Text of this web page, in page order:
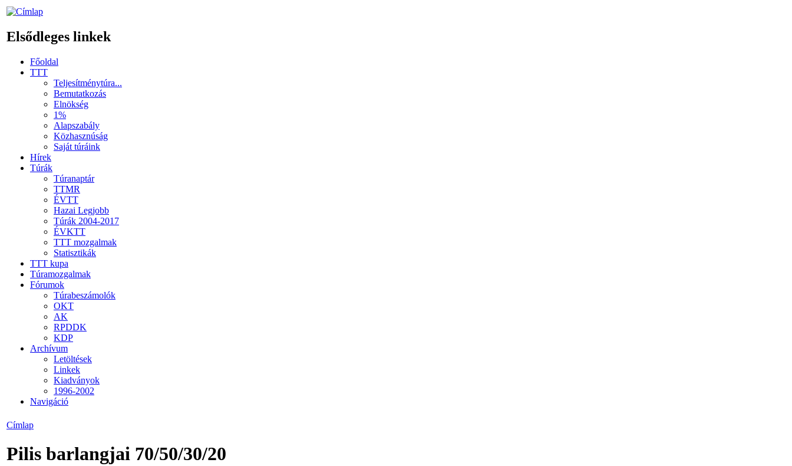
Elsődleges linkek
Főoldal
TTT
Teljesítménytúra...
Bemutatkozás
Elnökség
1%
Alapszabály
Közhasznúság
Saját túráink
Hírek
Túrák
Túranaptár
TTMR
ÉVTT
Hazai Legjobb
Túrák 2004-2017
ÉVKTT
TTT mozgalmak
Statisztikák
TTT kupa
Túramozgalmak
Fórumok
Túrabeszámolók
OKT
AK
RPDDK
KDP
Archívum
Letöltések
Linkek
Kiadványok
1996-2002
Navigáció
Címlap
Pilis barlangjai 70/50/30/20